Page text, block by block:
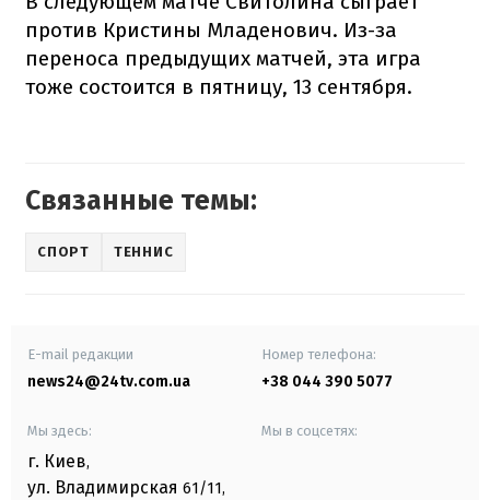
против Кристины Младенович. Из-за
переноса предыдущих матчей, эта игра
тоже состоится в пятницу, 13 сентября.
Связанные темы:
СПОРТ ТЕННИС
E-mail редакции
news24@24tv.com.ua
Номер телефона:
+38 044 390 5077
Мы здесь:
г. Киев,
ул. Владимирская 61/11,
Мы в соцсетях: